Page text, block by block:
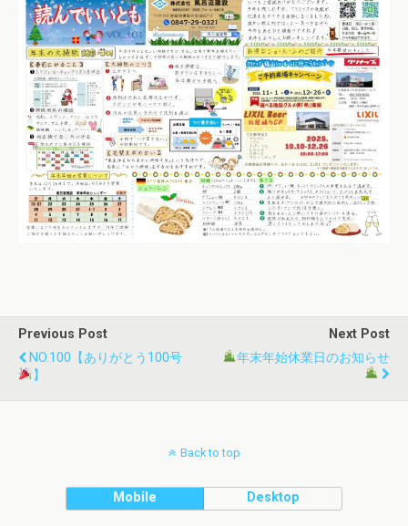
Previous Post
NO.100【ありがとう100号
】
Next Post
年末年始休業日のお知らせ
Back to top
Mobile Desktop